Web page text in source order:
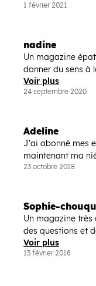
1 février 2021
nadine
Un magazine
donner du sens à
Voir plus
24 septembre 2020
Adeline
J'ai abonné mes
maintenant ma
23 octobre 2018
Sophie-
Un magazine
des questions et
Voir plus
13 février 2018